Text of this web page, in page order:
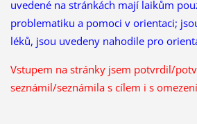
uvedené na stránkách mají laikům
problematiku a pomoci v orientaci;
léků, jsou uvedeny nahodile pro
Vstupem na stránky jsem potvrdil/
seznámil/seznámila s cílem i s